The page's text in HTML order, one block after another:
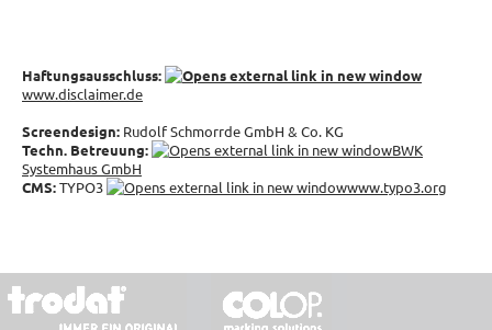
Haftungsausschluss:
www.disclaimer.de
Screendesign: Rudolf Schmorrde GmbH & Co. KG
Techn. Betreuung:
BWK
Systemhaus GmbH
CMS:TYPO3 www.typo3.org